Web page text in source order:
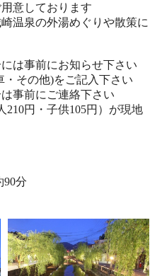
意しております
温泉の外湯めぐりや散策に
は事前にお知らせ下さい
・その他)をご記入下さい
事前にご連絡下さい
210円・子供105円）が現地
90分